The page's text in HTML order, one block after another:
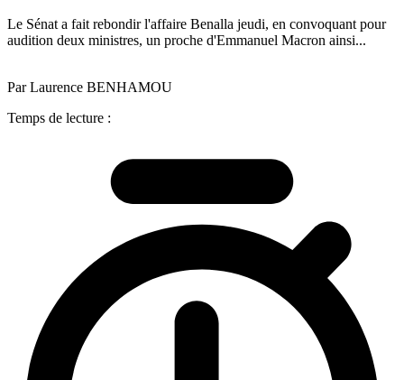
Le Sénat a fait rebondir l'affaire Benalla jeudi, en convoquant pour
audition deux ministres, un proche d'Emmanuel Macron ainsi...
Par Laurence BENHAMOU
Temps de lecture :